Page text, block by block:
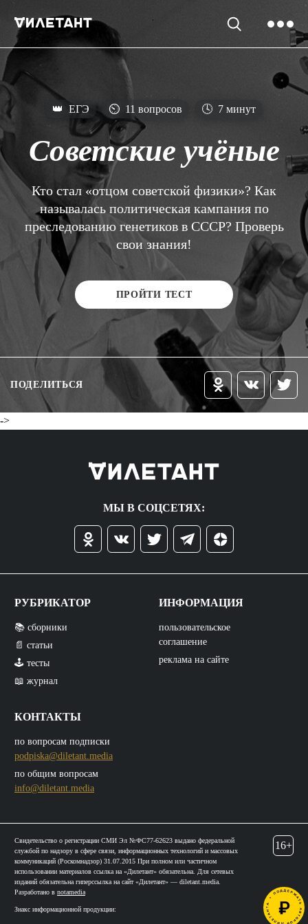
👑 ЕГЭ ⏲ 11 вопросов 🕓 7 минут
Советские учёные
Кто стал «отцом советской физики»? Как
называлась политическая кампания по
преследованию генетиков в СССР? Проверь
свои знания!
ПРОЙТИ ТЕСТ
ПОДЕЛИТЬСЯ
->
МЫ В СОЦСЕТЯХ:
РУБРИКАТОР
📚 сборники
📄 статьи
🕹️ тесты
📖 журнал
КОНТАКТЫ
по вопросам подписки
podpiska@diletant.media
по общим вопросам
info@diletant.media
ИНФОРМАЦИЯ
пользовательское
соглашение
реклама на сайте
Свидетельство о регистрации СМИ Эл №ФС77-62623 выдано федеральной
службой по надзору в сфере связи, информационных технологий и массовых
коммуникаций (Роскомнадзор) 31.07.2015 При полном или частичном
использовании материалов ссылка на «Дилетант» обязательна. Для сетевых
изданий обязательна гиперссылка на сайт «Дилетант» — diletant.media.
Разработано в notamedia
Знакс информационной продукции:
16+